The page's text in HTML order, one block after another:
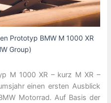
Prototyp BMW M 1000 XR
Group)
M 1000 XR – kurz M XR –
einen ersten Ausblick
Motorrad. Auf Basis der